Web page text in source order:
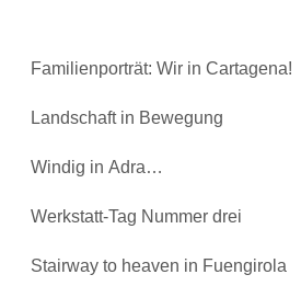
Familienporträt: Wir in Cartagena!
Landschaft in Bewegung
Windig in Adra…
Werkstatt-Tag Nummer drei
Stairway to heaven in Fuengirola